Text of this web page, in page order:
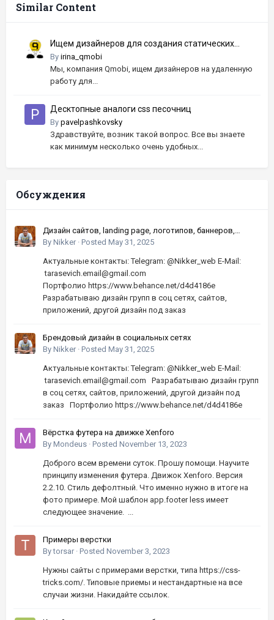
Similar Content
Ищем дизайнеров для создания статических
баннеров мобильных приложений для FB, INST
By irina_qmobi
Мы, компания Qmobi, ищем дизайнеров на удаленную
работу для...
Десктопные аналоги css песочниц
By pavelpashkovsky
Здравствуйте, возник такой вопрос. Все вы знаете
как минимум несколько очень удобных...
Обсуждения
Дизайн сайтов, landing page, логотипов, баннеров,
шапок | Высокое качество, по хорошей цене
By Nikker · Posted May 31, 2025
Актуальные контакты: Telegram: @Nikker_web E-Mail:
tarasevich.email@gmail.com
Портфолио https://www.behance.net/d4d4186e
Разрабатываю дизайн групп в соц сетях, сайтов,
приложений, другой дизайн под заказ
Брендовый дизайн в социальных сетях
By Nikker · Posted May 31, 2025
Актуальные контакты: Telegram: @Nikker_web E-Mail:
tarasevich.email@gmail.com Разрабатываю дизайн групп
в соц сетях, сайтов, приложений, другой дизайн под
заказ Портфолио https://www.behance.net/d4d4186e
Вёрстка футера на движке Xenforo
By Mondeus · Posted November 13, 2023
Доброго всем времени суток. Прошу помощи. Научите
принципу изменения футера. Движок Xenforo. Версия
2.2.10. Стиль дефолтный. Что именно нужно в итоге на
фото примере. Мой шаблон app.footer less имеет
следующее значение. ...
Примеры верстки
Bytorsar · Posted November 3, 2023
Нужны сайты с примерами верстки, типа https://css-
tricks.com/. Типовые приемы и нестандартные на все
случаи жизни. Накидайте ссылок.